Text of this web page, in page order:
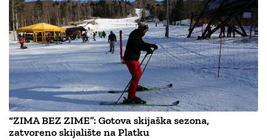
“ZIMA BEZ ZIME”: Gotova skijaška sezona,
zatvoreno skijalište na Platku